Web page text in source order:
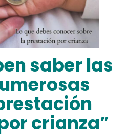
saber las
crianza”